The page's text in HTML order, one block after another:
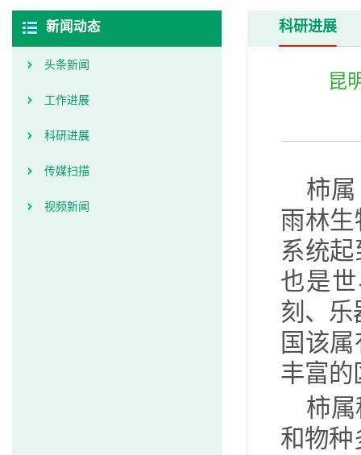
新闻动态
头条新闻
工作进展
科研进展
传媒扫描
视频新闻
科研进展
昆
柿
雨林
系统
也是
刻、乐
国该
丰富的
柿
和物种